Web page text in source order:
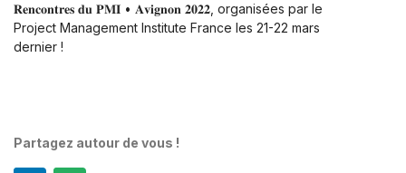
𝐑𝐞𝐧𝐜𝐨𝐧𝐭𝐫𝐞𝐬 𝐝𝐮 𝐏𝐌𝐈 • 𝐀𝐯𝐢𝐠𝐧𝐨𝐧 𝟐𝟎𝟐𝟐, organisées par le
Project Management Institute France les 21-22 mars
dernier !
Partagez autour de vous !